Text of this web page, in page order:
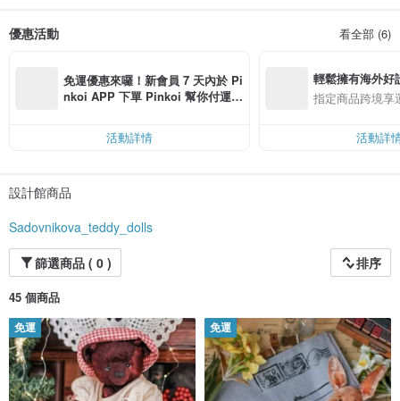
人類的新時尚。
普遍接受的技術標準和縫紉材料，當然，我還隨意使用了原始解決方案。不可或
缺的應用：溫暖、積極的印象。
我們祝您有美好的一天和好心情！
優惠活動 看全部 (6)
免運優惠來囉！新會員 7 天內於 Pi
nkoi APP 下單 Pinkoi 幫你付運
活動詳情
輕鬆擁有海外好
指定商品跨境享
活動詳
設計館商品
Sadovnikova_teddy_dolls
篩選商品 ( 0 )
排序
45 個商品
免運 免運